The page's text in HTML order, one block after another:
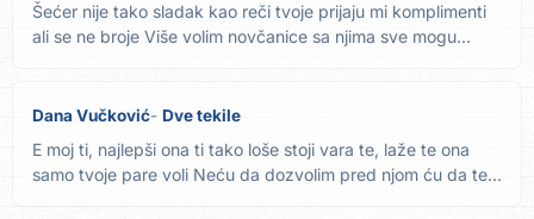
Šećer nije tako sladak kao reči tvoje prijaju mi komplimenti
ali se ne broje Više volim novčanice sa njima sve mogu...
Dana Vučković Dve tekile
E moj ti, najlepši ona ti tako loše stoji vara te, laže te ona
samo tvoje pare voli Neću da dozvolim pred njom ću da te...